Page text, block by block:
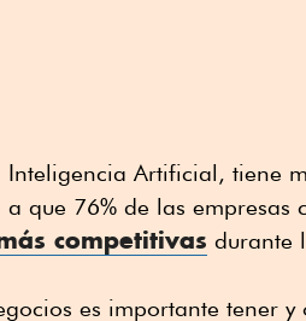
Artificial, tiene
que 76% de las empresas
competitivas durante
es importante tener y